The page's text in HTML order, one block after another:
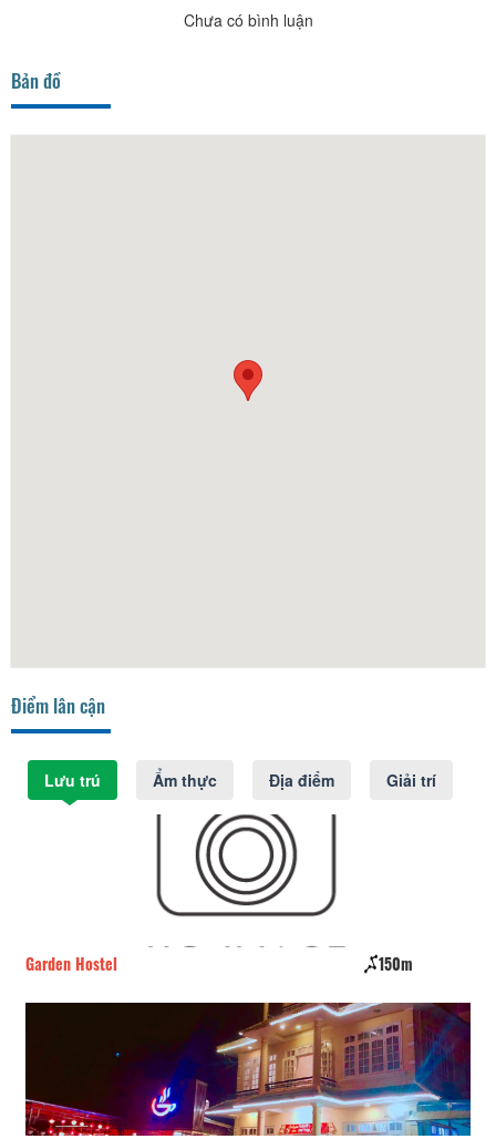
Chưa có bình luận
Bản đồ
Điểm lân cận
Lưu trú Ẩm thực Địa điểm Giải trí
Garden Hostel 150m